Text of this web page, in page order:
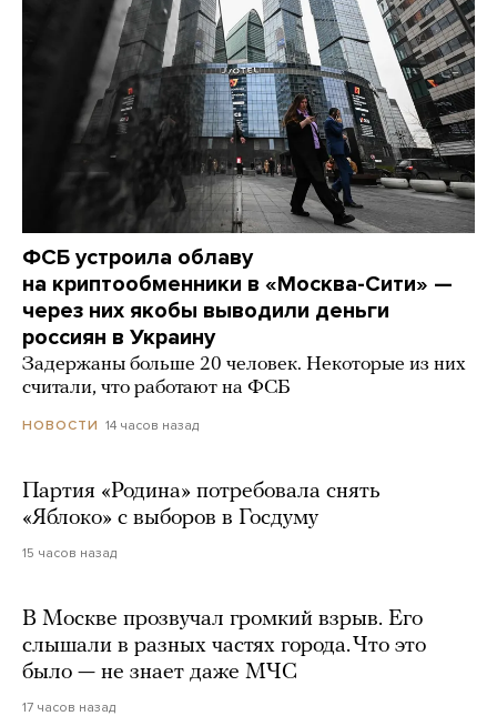
ФСБ устроила облаву
на криптообменники в «Москва-Сити» —
через них якобы выводили деньги
россиян в Украину
Задержаны больше 20 человек. Некоторые из них
считали, что работают на ФСБ
НОВОСТИ 14 часов назад
Партия «Родина» потребовала снять
«Яблоко» с выборов в Госдуму
15 часов назад
В Москве прозвучал громкий взрыв. Его
слышали в разных частях города. Что это
было — не знает даже МЧС
17 часов назад